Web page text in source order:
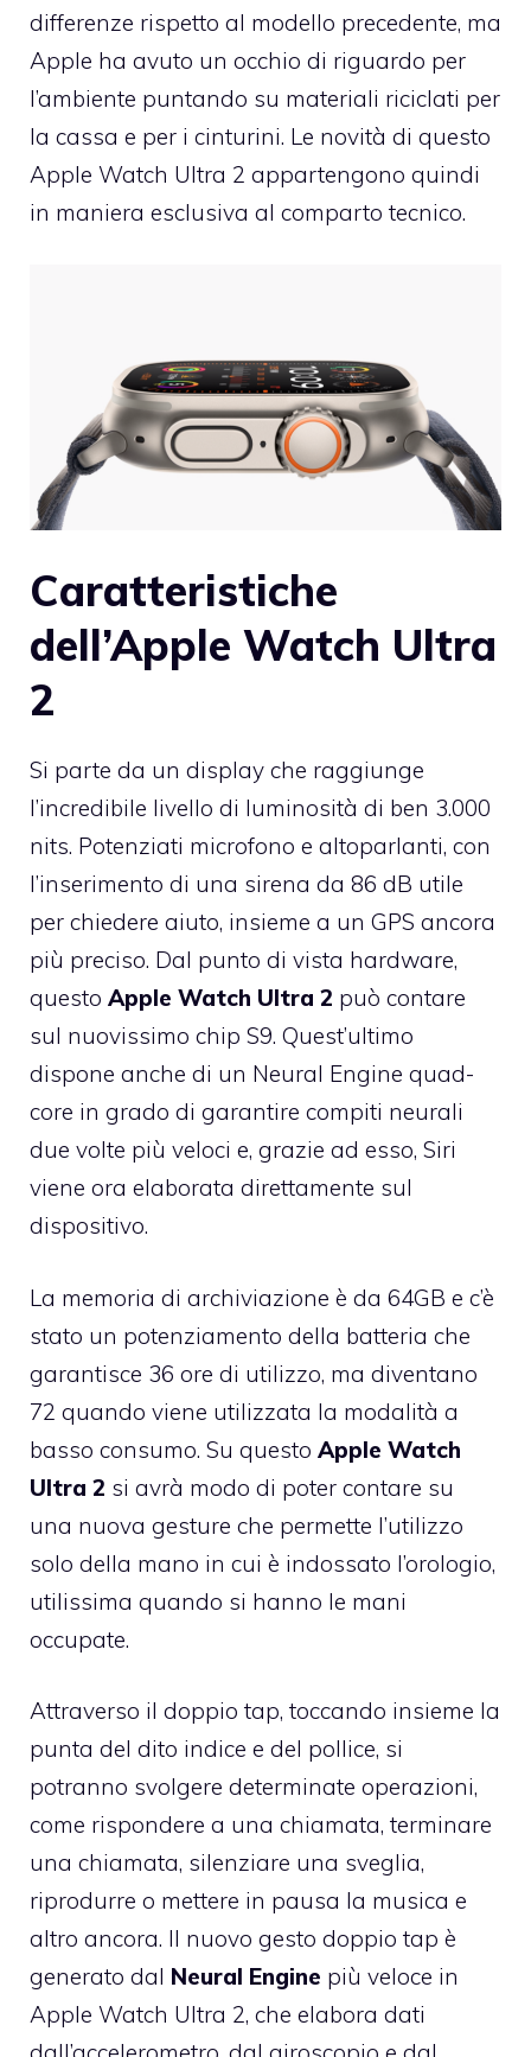
differenze rispetto al modello precedente, ma
Apple ha avuto un occhio di riguardo per
l’ambiente puntando su materiali riciclati per
la cassa e per i cinturini. Le novità di questo
Apple Watch Ultra 2 appartengono quindi
in maniera esclusiva al comparto tecnico.
Caratteristiche
dell’Apple Watch Ultra
2
Si parte da un display che raggiunge
l’incredibile livello di luminosità di ben 3.000
nits. Potenziati microfono e altoparlanti, con
l’inserimento di una sirena da 86 dB utile
per chiedere aiuto, insieme a un GPS ancora
più preciso. Dal punto di vista hardware,
questo Apple Watch Ultra 2 può contare
sul nuovissimo chip S9. Quest’ultimo
dispone anche di un Neural Engine quad-
core in grado di garantire compiti neurali
due volte più veloci e, grazie ad esso, Siri
viene ora elaborata direttamente sul
dispositivo.
La memoria di archiviazione è da 64GB e c’è
stato un potenziamento della batteria che
garantisce 36 ore di utilizzo, ma diventano
72 quando viene utilizzata la modalità a
basso consumo. Su questo Apple Watch
Ultra 2 si avrà modo di poter contare su
una nuova gesture che permette l’utilizzo
solo della mano in cui è indossato l’orologio,
utilissima quando si hanno le mani
occupate.
Attraverso il doppio tap, toccando insieme la
punta del dito indice e del pollice, si
potranno svolgere determinate operazioni,
come rispondere a una chiamata, terminare
una chiamata, silenziare una sveglia,
riprodurre o mettere in pausa la musica e
altro ancora. Il nuovo gesto doppio tap è
generato dal Neural Engine più veloce in
Apple Watch Ultra 2, che elabora dati